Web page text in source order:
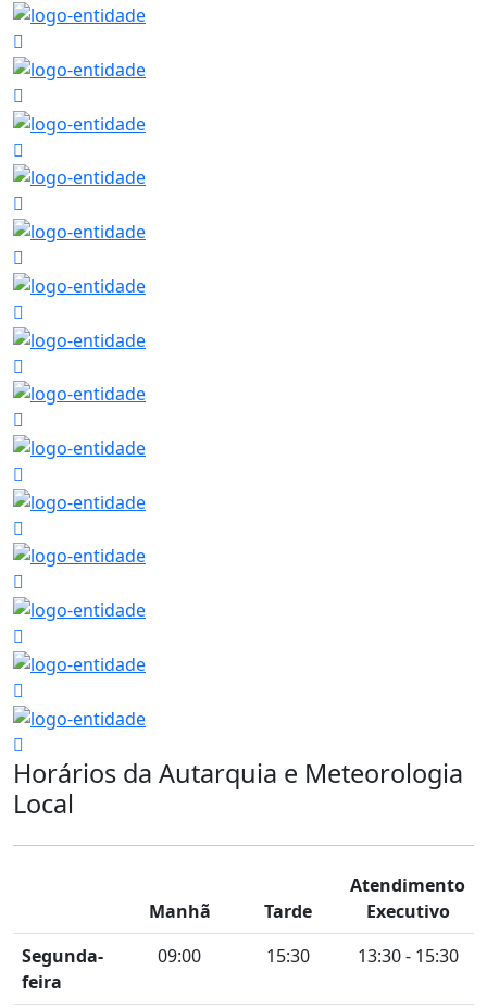
Horários da Autarquia e Meteorologia
Local
Manhã Tarde
Atendimento
Executivo
Segunda-
feira
09:00 15:30 13:30 - 15:30